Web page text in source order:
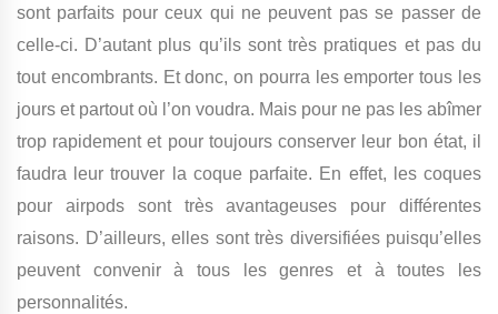
sont parfaits pour ceux qui ne peuvent pas se passer de
celle-ci. D’autant plus qu’ils sont très pratiques et pas du
tout encombrants. Et donc, on pourra les emporter tous les
jours et partout où l’on voudra. Mais pour ne pas les abîmer
trop rapidement et pour toujours conserver leur bon état, il
faudra leur trouver la coque parfaite. En effet, les coques
pour airpods sont très avantageuses pour différentes
raisons. D’ailleurs, elles sont très diversifiées puisqu’elles
peuvent convenir à tous les genres et à toutes les
personnalités.